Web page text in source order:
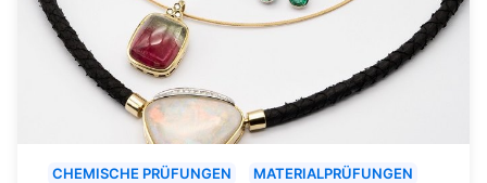
CHEMISCHE PRÜFUNGEN
MATERIALPRÜFUNGEN